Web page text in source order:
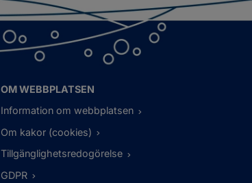
OM WEBBPLATSEN
Information om webbplatsen
Om kakor (cookies)
Tillgänglighetsredogörelse
GDPR